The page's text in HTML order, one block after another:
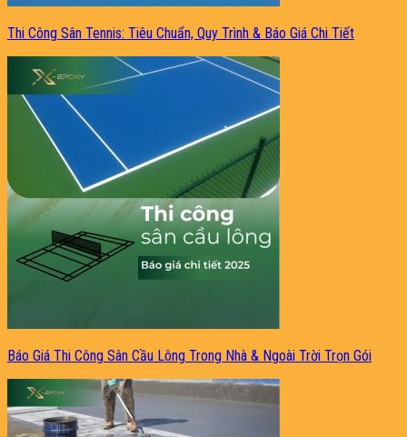
Thi Công Sân Tennis: Tiêu Chuẩn, Quy Trình & Báo Giá Chi Tiết
Báo Giá Thi Công Sân Cầu Lông Trong Nhà & Ngoài Trời Trọn Gói